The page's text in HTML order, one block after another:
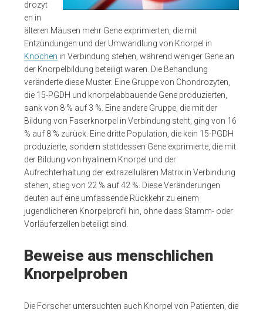
drozyt
en in
älteren Mäusen mehr Gene exprimierten, die mit
Entzündungen und der Umwandlung von Knorpel in
Knochen in Verbindung stehen, während weniger Gene an
der Knorpelbildung beteiligt waren. Die Behandlung
veränderte diese Muster. Eine Gruppe von Chondrozyten,
die 15-PGDH und knorpelabbauende Gene produzierten,
sank von 8 % auf 3 %. Eine andere Gruppe, die mit der
Bildung von Faserknorpel in Verbindung steht, ging von 16
% auf 8 % zurück. Eine dritte Population, die kein 15-PGDH
produzierte, sondern stattdessen Gene exprimierte, die mit
der Bildung von hyalinem Knorpel und der
Aufrechterhaltung der extrazellulären Matrix in Verbindung
stehen, stieg von 22 % auf 42 %. Diese Veränderungen
deuten auf eine umfassende Rückkehr zu einem
jugendlicheren Knorpelprofil hin, ohne dass Stamm- oder
Vorläuferzellen beteiligt sind.
Beweise aus menschlichen
Knorpelproben
Die Forscher untersuchten auch Knorpel von Patienten, die